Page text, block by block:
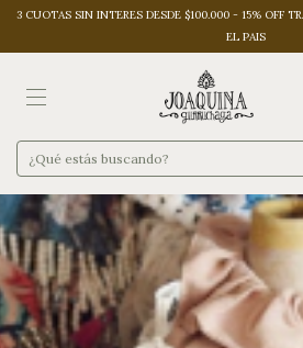
3 CUOTAS SIN INTERES DESDE $100.000 - 15% OFF
EL PAIS